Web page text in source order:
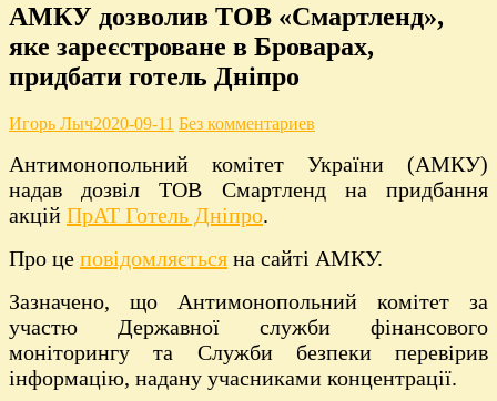
АМКУ дозволив ТОВ «Смартленд»,
яке зареєстроване в Броварах,
придбати готель Дніпро
Игорь Лыч2020-09-11 Без комментариев
Антимонопольний комітет України (АМКУ)
надав дозвіл ТОВ Смартленд на придбання
акцій ПрАТ Готель Дніпро.
Про це повідомляється на сайті АМКУ.
Зазначено, що Антимонопольний комітет за
участю Державної служби фінансового
моніторингу та Служби безпеки перевірив
інформацію, надану учасниками концентрації.